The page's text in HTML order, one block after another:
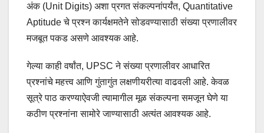
अंक (Unit Digits) अशा प्रगत संकल्पनांपर्यंत, Quantitative
Aptitude चे प्रश्न कार्यक्षमतेने सोडवण्यासाठी संख्या प्रणालीवर
मजबूत पकड असणे आवश्यक आहे.
गेल्या काही वर्षांत, UPSC ने संख्या प्रणालीवर आधारित
प्रश्नांचे महत्त्व आणि गुंतागुंत लक्षणीयरीत्या वाढवली आहे. केवळ
सूत्रे पाठ करण्याऐवजी त्यामागील मूळ संकल्पना समजून घेणे या
कठीण प्रश्नांना सामोरे जाण्यासाठी अत्यंत आवश्यक आहे.